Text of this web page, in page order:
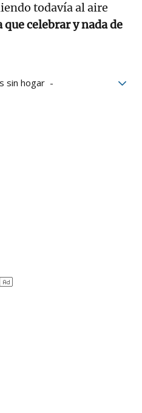
todavía al aire
celebrar y nada de
sin hogar